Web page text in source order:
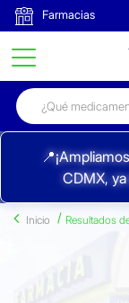
Farmacias
CDMX,
Inicio Resultados